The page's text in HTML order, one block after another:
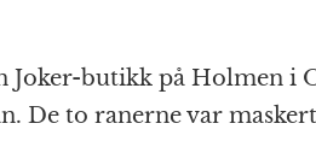
k r
Joker-butikk på Holmen i
De to ranerne var